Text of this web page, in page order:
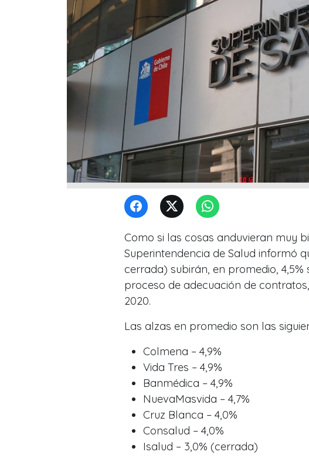
Como si las cosas anduvieran muy
Superintendencia de Salud informó
cerrada) subirán, en promedio,
proceso de adecuación de
2020.
Las alzas en promedio son las
Colmena – 4,9%
Vida Tres – 4,9%
Banmédica – 4,9%
NuevaMasvida – 4,7%
Cruz Blanca – 4,0%
Consalud – 4,0%
Isalud – 3,0% (cerrada)